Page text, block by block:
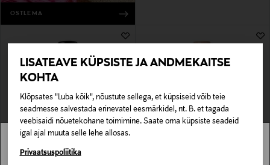
LISATEAVE KÜPSISTE JA ANDMEKAITSE
KOHTA
Klõpsates "Luba kõik", nõustute sellega, et küpsiseid võib teie
seadmesse salvestada erinevatel eesmärkidel, nt. B. et tagada
veebisaidi nõuetekohane toimimine. Saate oma küpsiste seadeid
igal ajal muuta selle lehe allosas.
Privaatsuspoliitika
OSTLEMA
REDKEN
Stockmann pole Sinu riigis saadaval.